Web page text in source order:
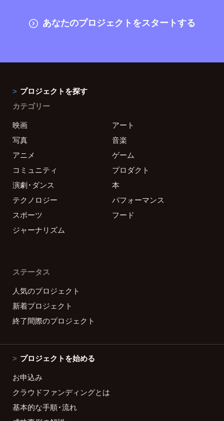
あなたのプロジェクトをスタートする
プロジェクトを探す
カテゴリー
映画
アート
写真
音楽
アニメ
ゲーム
コミュニティ
プロダクト
演劇・ダンス
本
テクノロジー
パフォーマンス
スポーツ
フード
ジャーナリズム
ステータス
人気のプロジェクト
新着プロジェクト
終了間際のプロジェクト
プロジェクトを始める
お申込み
クラウドファンディングとは
基本的な手順・流れ